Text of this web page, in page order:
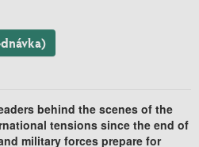
behind the scenes of the
tensions since the end of
military forces prepare for